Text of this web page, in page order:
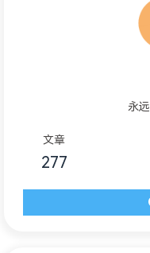
永
文章
277